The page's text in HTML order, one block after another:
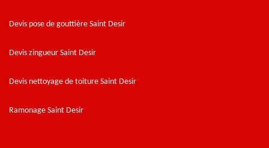
Devis pose de gouttière Saint Desir
Devis zingueur Saint Desir
Devis nettoyage de toiture Saint Desir
Ramonage Saint Desir